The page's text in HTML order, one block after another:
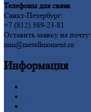
Телефоны для связи
Санкт-Петербург:
+7 (812) 389-23-81
Оставить заявку на почту:
mm@metallmoment.ru
Информация